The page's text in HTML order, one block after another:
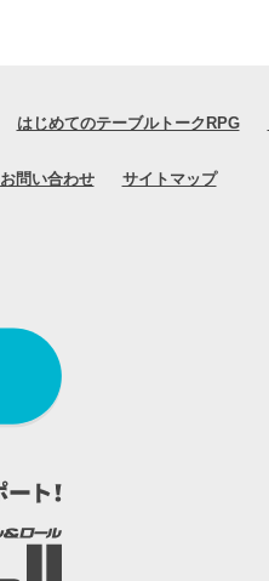
はじめてのテーブルトークRPG
お問い合わせ サイトマップ